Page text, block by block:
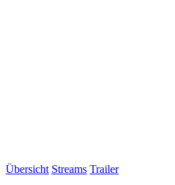
Übersicht Streams Trailer